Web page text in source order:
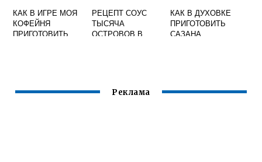
КАК В ИГРЕ МОЯ
КОФЕЙНЯ
ПРИГОТОВИТЬ
РЕЦЕПТ СОУС
ТЫСЯЧА
ОСТРОВОВ В
КАК В ДУХОВКЕ
ПРИГОТОВИТЬ
САЗАНА
Реклама